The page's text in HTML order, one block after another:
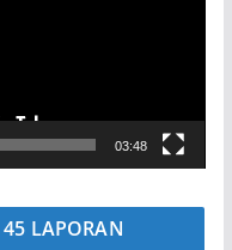
03:48
LAPORAN